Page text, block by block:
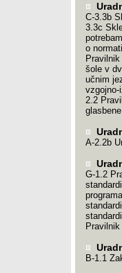
C-3.3b
3.3c
o
šole v
učnim
vzgojno-
2.2
A-2.2b
G-1.2
B-1.1